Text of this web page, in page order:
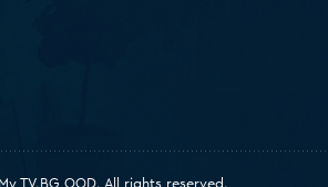
TV.BG OOD. All rights reserved.